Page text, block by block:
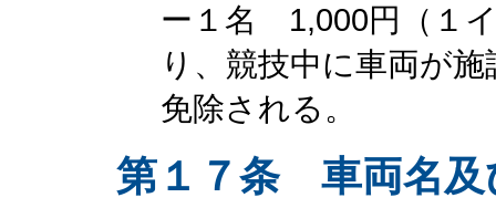
ー１名 1,000円（１
り、競技中に車両が
免除される。
第１７条 車両名及